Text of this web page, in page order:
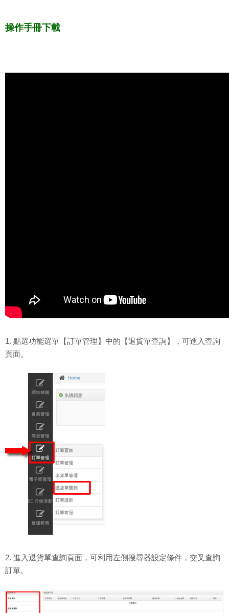
操作手冊下載
1. 點選功能選單【訂單管理】中的【退貨單查詢】，可進入查詢
頁面。
2. 進入退貨單查詢頁面，可利用左側搜尋器設定條件，交叉查詢
訂單。